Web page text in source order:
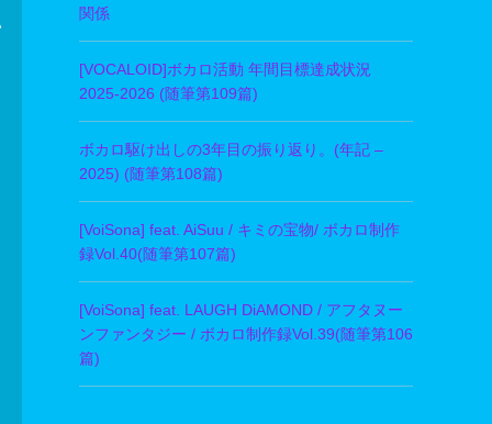
関係
[VOCALOID]ボカロ活動 年間目標達成状況
2025-2026 (随筆第109篇)
ボカロ駆け出しの3年目の振り返り。(年記 –
2025) (随筆第108篇)
[VoiSona] feat. AiSuu / キミの宝物/ ボカロ制作
録Vol.40(随筆第107篇)
[VoiSona] feat. LAUGH DiAMOND / アフタヌー
ンファンタジー / ボカロ制作録Vol.39(随筆第106
篇)